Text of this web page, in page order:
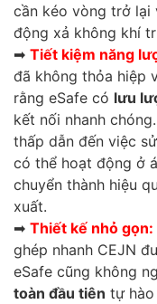
cần kéo vòng trở lại
động xả không khí
➡ Tiết kiệm năng
đã không thỏa hiệp
rằng eSafe có lưu
kết nối nhanh
thấp dẫn đến việc
có thể hoạt động ở
chuyển thành hiệu
xuất.
➡ Thiết kế nhỏ gọn:
ghép nhanh CEJN
eSafe cũng không
toàn đầu tiên tự